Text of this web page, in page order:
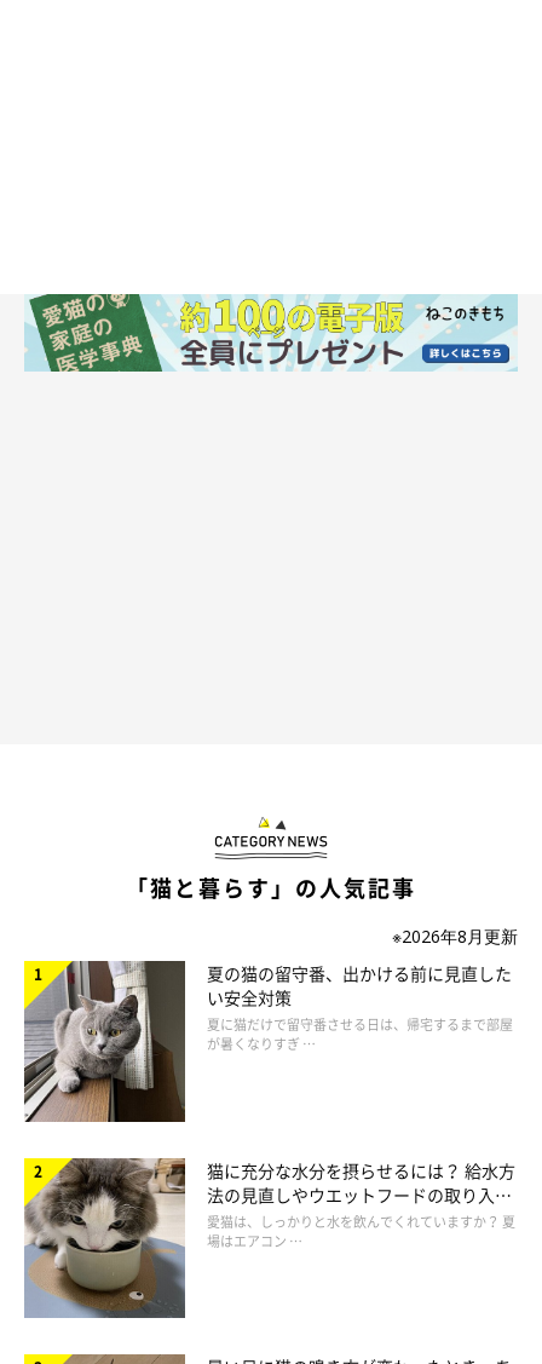
猫の「かまってアピール」を無視せずに、ちゃんとかまってあげ
ると、猫はその人に懐きやすくなります。猫が気に入っているお
もちゃなどを使って、たくさん遊んであげるといいでしょう。
「猫と暮らす」の人気記事
※2026年8月更新
夏の猫の留守番、出かける前に見直した
い安全対策
夏に猫だけで留守番させる日は、帰宅するまで部屋
が暑くなりすぎ …
猫に充分な水分を摂らせるには？ 給水方
法の見直しやウエットフードの取り入れ
方を解説
愛猫は、しっかりと水を飲んでくれていますか？ 夏
場はエアコン …